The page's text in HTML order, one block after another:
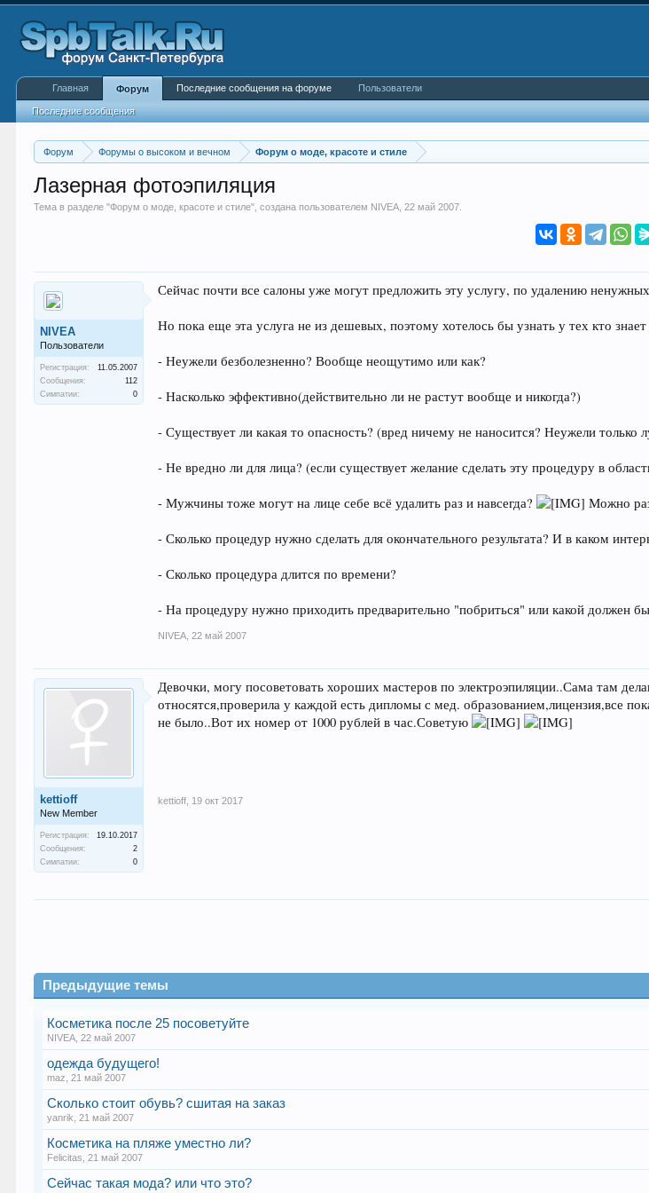
Форум Форумы о высоком и вечном Форум о моде, красоте и стиле
Лазерная фотоэпиляция
Тема в разделе "Форум о моде, красоте и стиле", создана пользователем NIVEA ,22 май 2007
NIVEA
Пользователи
Регистрация:
11.05.2007
Сообщения:
112
Симпатии:
0
Сейчас почти все салоны уже могут предложить эту услугу, по удалению ненужных
Но пока еще эта услуга не из дешевых, поэтому хотелось бы узнать у тех кто
- Неужели безболезненно? Вообще неощутимо или как?
- Насколько эффективно(действительно ли не растут вообще и никогда?)
- Существует ли какая то опасность? (вред ничему не наносится? Неужели только
- Не вредно ли для лица? (если существует желание сделать эту процедуру в
- Мужчины тоже могут на лице себе всё удалить раз и навсегда? Можно
- Сколько процедур нужно сделать для окончательного результата? И в каком
- Сколько процедура длится по времени?
- На процедуру нужно приходить предварительно "побриться" или какой должен
NIVEA 22 май 2007
kettioff
New Member
Регистрация:
19.10.2017
Сообщения:
2
Симпатии:
0
Девочки, могу посоветовать хороших мастеров по электроэпиляции..Сама там
относятся,проверила у каждой есть дипломы с мед. образованием,лицензия,все
не было..Вот их номер от 1000 рублей в час.Советую
kettioff 19 окт 2017
Предыдущие темы
Косметика после 25 посоветуйте
NIVEA ,22 май 2007
одежда будущего!
maz ,21 май 2007
Сколько стоит обувь? сшитая на заказ
yanrik ,21 май 2007
Косметика на пляже уместно ли?
Felicitas ,21 май 2007
Сейчас такая мода? или что это?
Главная Форум
Последние сообщения
Последние сообщения на форуме Пользователи